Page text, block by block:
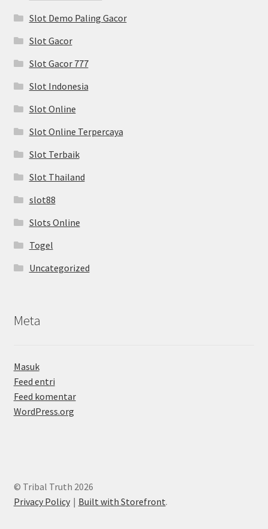
Slot Demo Paling Gacor
Slot Gacor
Slot Gacor 777
Slot Indonesia
Slot Online
Slot Online Terpercaya
Slot Terbaik
Slot Thailand
slot88
Slots Online
Togel
Uncategorized
Meta
Masuk
Feed entri
Feed komentar
WordPress.org
© Tribal Truth 2026
Privacy Policy
Built with Storefront.